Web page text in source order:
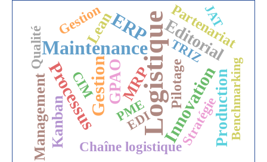
Logistique
Maintenance
Gestion
ERP
Processus Innovation
Editorial
GPAO Production
Kanban
MRP
Management
Lean Partenariat
Pilotage
Chaîne logistique
CIM
Gestion
Stratégie
Qualité
Benchmarking
TRIZ
PME
EDI
JAT